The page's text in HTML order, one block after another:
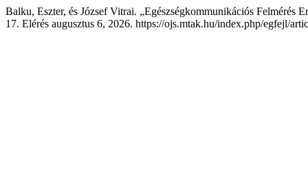
Balku, Eszter, és József Vitrai. „Egészségkommunikációs Felmérés
17. Elérés augusztus 6, 2026. https://ojs.mtak.hu/index.php/egfejl/